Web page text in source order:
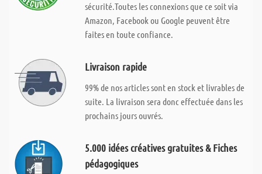
sécurité.Toutes les connexions que ce soit via
Amazon, Facebook ou Google peuvent être
faites en toute confiance.
Livraison rapide
99% de nos articles sont en stock et livrables de
suite. La livraison sera donc effectuée dans les
prochains jours ouvrés.
5.000 idées créatives gratuites & Fiches
pédagogiques